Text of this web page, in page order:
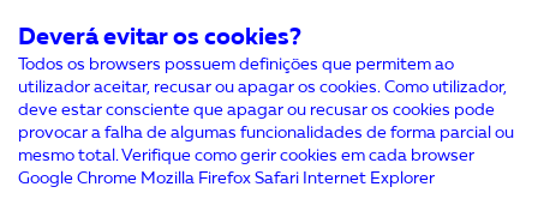
Deverá evitar os cookies?
Todos os browsers possuem definições que permitem ao
utilizador aceitar, recusar ou apagar os cookies. Como utilizador,
deve estar consciente que apagar ou recusar os cookies pode
provocar a falha de algumas funcionalidades de forma parcial ou
mesmo total. Verifique como gerir cookies em cada browser
Google Chrome Mozilla Firefox Safari Internet Explorer